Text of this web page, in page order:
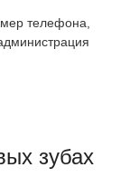
телефона,
зубах